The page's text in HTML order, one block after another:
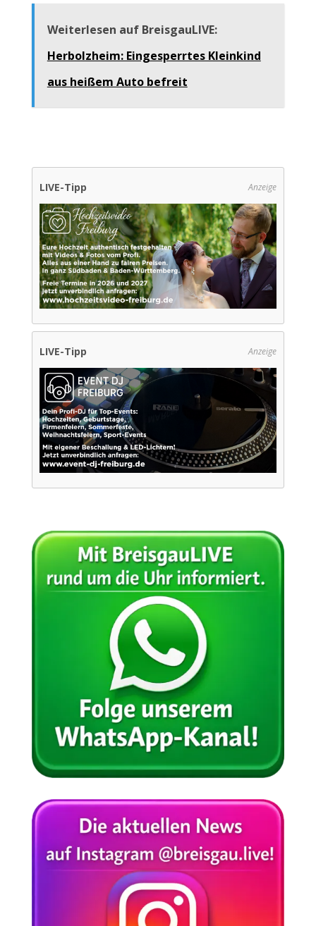
Weiterlesen auf BreisgauLIVE:
Herbolzheim: Eingesperrtes Kleinkind
aus heißem Auto befreit
LIVE-Tipp Anzeige
LIVE-Tipp Anzeige